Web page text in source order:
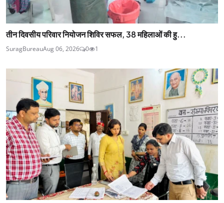
तीन दिवसीय परिवार नियोजन शिविर सफल, 38 महिलाओं की हु...
SuragBureauAug 06, 2026 0 1